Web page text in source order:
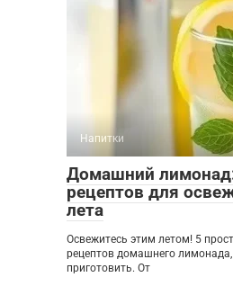
Напитки
Домашний
рецептов для
лета
Освежитесь этим летом! 5
рецептов домашнего лимонада,
приготовить. От